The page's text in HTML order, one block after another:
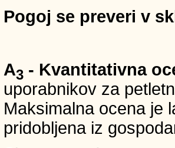
Pogoj se preveri v
A3 - Kvantitativna
uporabnikov za
Maksimalna ocena je
pridobljena iz